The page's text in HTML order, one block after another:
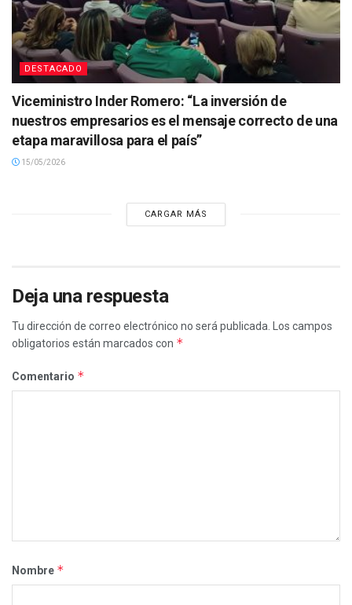
DESTACADO
Viceministro Inder Romero: “La inversión de
nuestros empresarios es el mensaje correcto de una
etapa maravillosa para el país”
15/05/2026
CARGAR MÁS
Deja una respuesta
Tu dirección de correo electrónico no será publicada.
Los campos
obligatorios están marcados con *
Comentario *
Nombre *